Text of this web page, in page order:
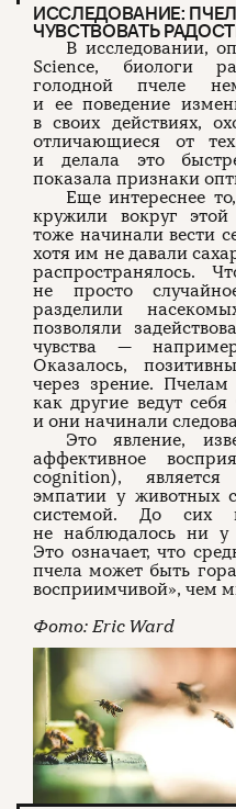
ИССЛЕДОВАНИЕ:
ЧУВСТВОВАТЬ
В исследовании,
Science, биологи
голодной пчеле
и ее поведение
в своих действиях,
отличающиеся от
и делала это
показала признаки
Еще интереснее
кружили вокруг
тоже начинали вести
хотя им не давали
распространялось.
не просто
разделили
позволяли
чувства —
Оказалось,
через зрение. Пчелам
как другие ведут
и они начинали
Это явление,
аффективное
cognition),
эмпатии у животных
системой. До сих
не наблюдалось ни у
Это означает, что
пчела может быть
восприимчивой», чем
Фото: Eric Ward